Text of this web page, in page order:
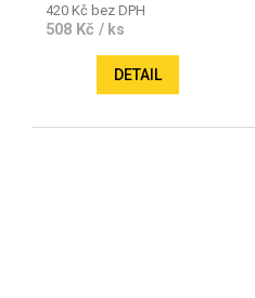
420 Kč bez DPH
508 Kč / ks
DETAIL